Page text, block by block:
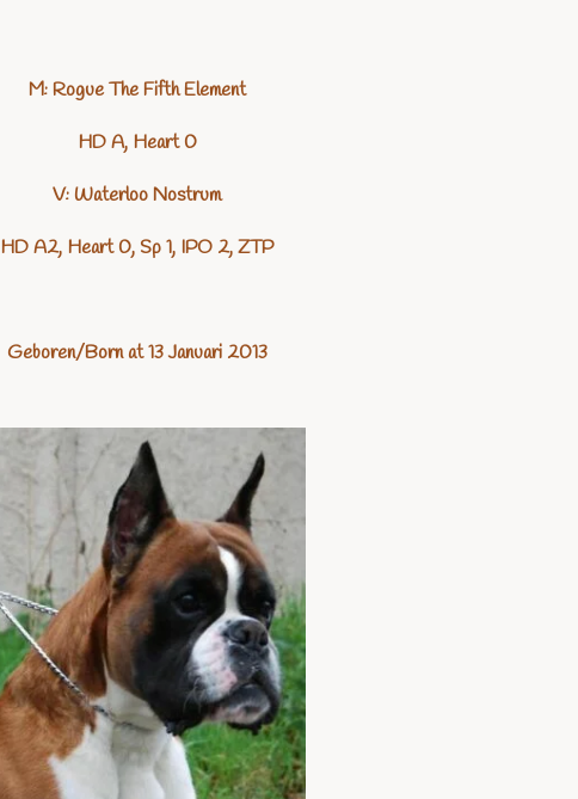
M: Rogue The Fifth Element
HD A, Heart 0
V: Waterloo Nostrum
HD A2, Heart 0, Sp 1, IPO 2, ZTP
Geboren/Born at 13 Januari 2013